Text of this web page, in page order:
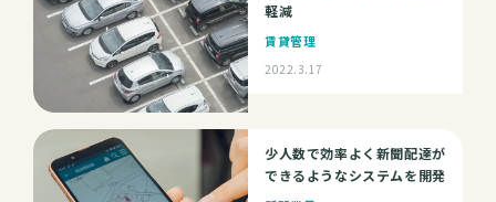
軽減
賃貸管理
2022.3.17
少人数で効率よく新聞配達が
できるようなシステムを開発